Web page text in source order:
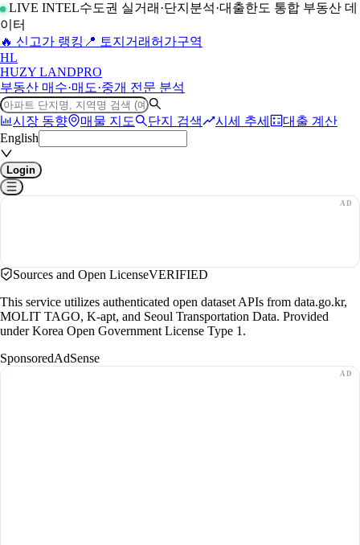
LIVE INTEL수도권 실거래·단지분석·대출한도 통합 부동산 데
이터
🔥 신고가 랭킹 📍 토지거래허가구역
HL
HUZY LANDPRO
부동산 매수·매도·중개 전문 분석
시장 동향 매물 지도 단지 검색 시세 추세
대출 계산
English
Login
Sources and Open LicenseVERIFIED
This service utilizes authenticated open dataset APIs from data.go.kr,
MOLIT TAGO, K-apt, and Seoul Transportation Data. Provided
under Korea Open Government License Type 1.
SponsoredAdSense